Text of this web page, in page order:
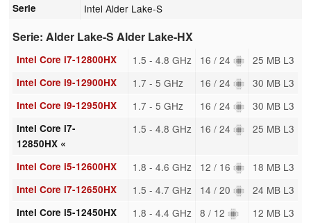
Serie Intel Alder Lake-S
Serie: Alder Lake-S Alder Lake-HX
Intel Core i7-12800HX 1.5 - 4.8 GHz 16 / 24 25 MB L3
Intel Core i9-12900HX 1.7 - 5 GHz 16 / 24 30 MB L3
Intel Core i9-12950HX 1.7 - 5 GHz 16 / 24 30 MB L3
Intel Core i7-
12850HX «
1.5 - 4.8 GHz 16 / 24 25 MB L3
Intel Core i5-12600HX 1.8 - 4.6 GHz 12 / 16 18 MB L3
Intel Core i7-12650HX 1.5 - 4.7 GHz 14 / 20 24 MB L3
Intel Core i5-12450HX 1.8 - 4.4 GHz 8 / 12 12 MB L3